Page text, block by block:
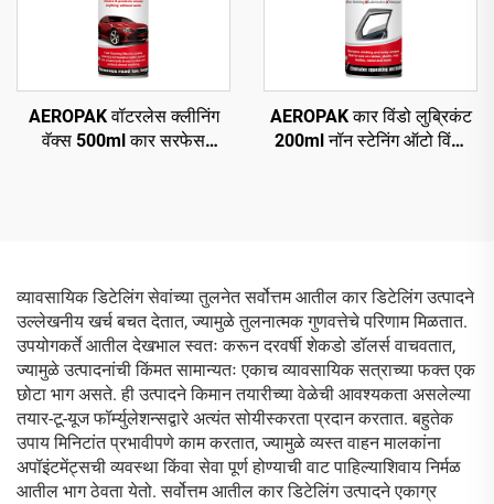
AEROPAK वॉटरलेस क्लीनिंग
वॅक्स 500ml कार सरफेस
AEROPAK कार विंडो लुब्रिकंट
200ml नॉन स्टेनिंग ऑटो विंडो
व्यावसायिक डिटेलिंग सेवांच्या तुलनेत सर्वोत्तम आतील कार डिटेलिंग उत्पादने
उल्लेखनीय खर्च बचत देतात, ज्यामुळे तुलनात्मक गुणवत्तेचे परिणाम मिळतात.
उपयोगकर्ते आतील देखभाल स्वतः करून दरवर्षी शेकडो डॉलर्स वाचवतात,
ज्यामुळे उत्पादनांची किंमत सामान्यतः एकाच व्यावसायिक सत्राच्या फक्त एक
छोटा भाग असते. ही उत्पादने किमान तयारीच्या वेळेची आवश्यकता असलेल्या
तयार-टू-यूज फॉर्म्युलेशन्सद्वारे अत्यंत सोयीस्करता प्रदान करतात. बहुतेक
उपाय मिनिटांत प्रभावीपणे काम करतात, ज्यामुळे व्यस्त वाहन मालकांना
अपॉइंटमेंट्सची व्यवस्था किंवा सेवा पूर्ण होण्याची वाट पाहिल्याशिवाय निर्मळ
आतील भाग ठेवता येतो. सर्वोत्तम आतील कार डिटेलिंग उत्पादने एकाग्र